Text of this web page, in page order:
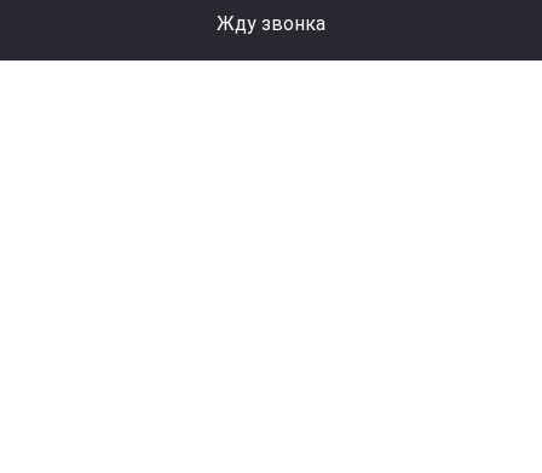
Жду звонка